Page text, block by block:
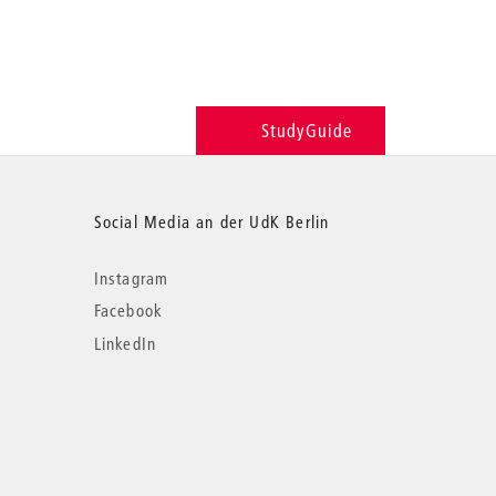
StudyGuide
Social Media an der UdK Berlin
Instagram
Facebook
LinkedIn